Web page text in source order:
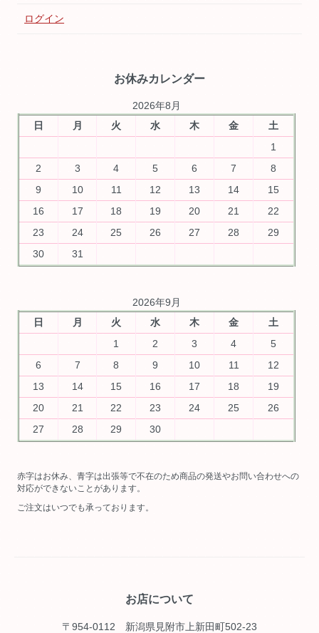
ログイン
お休みカレンダー
2026年8月
日
月 火 水 木 金
土
1
2
3 4 5 6 7
8
9
10 11 12 13 14
15
16
17 18 19 20 21
22
23
24 25 26 27 28
29
30
31
2026年9月
日
月 火 水 木 金
土
1
2 3 4
5
6
7 8 9 10 11
12
13
14 15 16 17 18
19
20
21 22 23 24 25
26
27
28 29 30
赤字はお休み、青字は出張等で不在のため商品の発送やお問い合わせへの
対応ができないことがあります。
ご注文はいつでも承っております。
お店について
〒954-0112 新潟県見附市上新田町502-23